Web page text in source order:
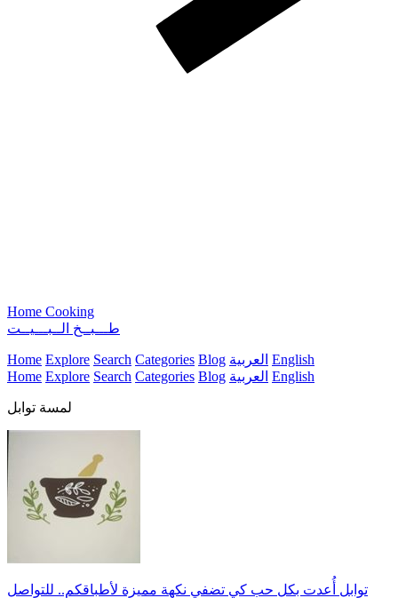
Home Cooking
طـــبــخ الــبـــيــت
Home Explore Search Categories Blog العربية English
Home Explore Search Categories Blog العربية English
لمسة توابل
توابل أُعدت بكل حب كي تضفي نكهة مميزة لأطباقكم.. للتواصل